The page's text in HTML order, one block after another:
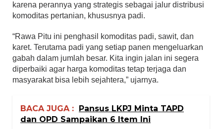
karena perannya yang strategis sebagai jalur distribusi
komoditas pertanian, khususnya padi.
“Rawa Pitu ini penghasil komoditas padi, sawit, dan
karet. Terutama padi yang setiap panen mengeluarkan
gabah dalam jumlah besar. Kita ingin jalan ini segera
diperbaiki agar harga komoditas tetap terjaga dan
masyarakat bisa lebih sejahtera,” ujarnya.
BACA JUGA :
Pansus LKPJ Minta TAPD
dan OPD Sampaikan 6 Item Ini